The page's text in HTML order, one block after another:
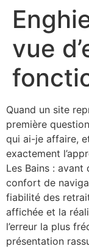
vue
Quand un site
première
qui ai-je affaire,
exactement
Les Bains : avant
confort de
fiabilité des
affichée et la
l’erreur la plus
présentation